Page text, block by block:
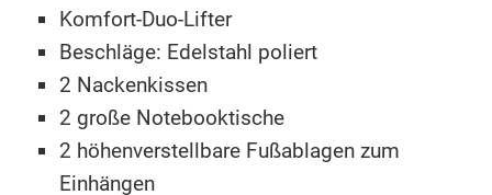
Komfort-Duo-Lifter
Beschläge: Edelstahl poliert
2 Nackenkissen
2 große Notebooktische
2 höhenverstellbare Fußablagen zum
Einhängen